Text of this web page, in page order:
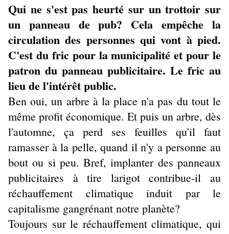
Qui ne s'est pas heurté sur un trottoir sur
un panneau de pub? Cela empêche la
circulation des personnes qui vont à pied.
C'est du fric pour la municipalité et pour le
patron du panneau publicitaire. Le fric au
lieu de l'intérêt public.
Ben oui, un arbre à la place n'a pas du tout le
même profit économique. Et puis un arbre, dès
l'automne, ça perd ses feuilles qu'il faut
ramasser à la pelle, quand il n'y a personne au
bout ou si peu. Bref, implanter des panneaux
publicitaires à tire larigot contribue-il au
réchauffement climatique induit par le
capitalisme gangrénant notre planète?
Toujours sur le réchauffement climatique, qui